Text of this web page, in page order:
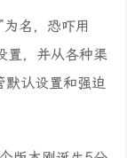
名，恐吓用
置，并从各种渠
认设置和强迫